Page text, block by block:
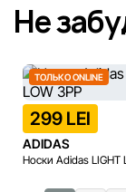
Не
ТОЛЬКО ONLINE
299 LEI
ADIDAS
Носки Adidas LIGHT